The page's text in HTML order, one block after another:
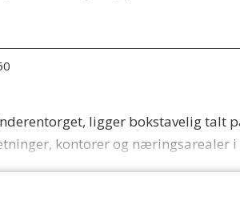
ligger bokstavelig talt
kontorer og næringsarealer